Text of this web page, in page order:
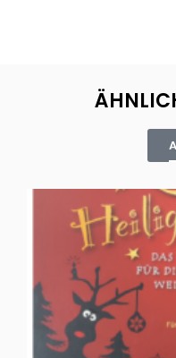
Oh, heilige Nacht!